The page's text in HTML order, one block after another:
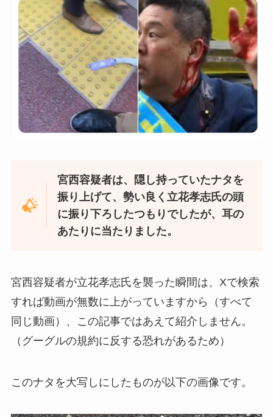
宮西容疑者は、隠し持っていたナタを
振り上げて、勢い良く立花孝志氏の頭
に振り下ろしたつもりでしたが、耳の
あたりに当たりました。
宮西容疑者が立花孝志氏を襲った瞬間は、Xで検索
すれば動画が無数に上がっていますから（すべて
同じ動画）、この記事ではあえて紹介しません。
（グーグルの規約に反する恐れがあるため）
このナタを大写しにしたものが以下の画像です。